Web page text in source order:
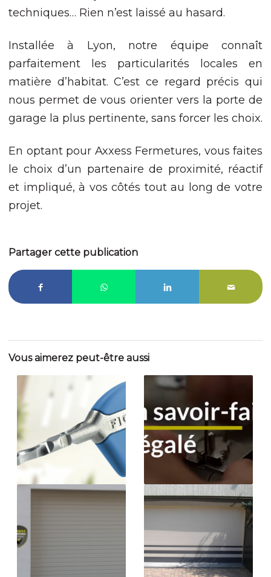
techniques… Rien n’est laissé au hasard.
Installée à Lyon, notre équipe connaît
parfaitement les particularités locales en
matière d’habitat. C’est ce regard précis qui
nous permet de vous orienter vers la porte de
garage la plus pertinente, sans forcer les choix.
En optant pour Axxess Fermetures, vous faites
le choix d’un partenaire de proximité, réactif
et impliqué, à vos côtés tout au long de votre
projet.
Partager cette publication
Vous aimerez peut-être aussi